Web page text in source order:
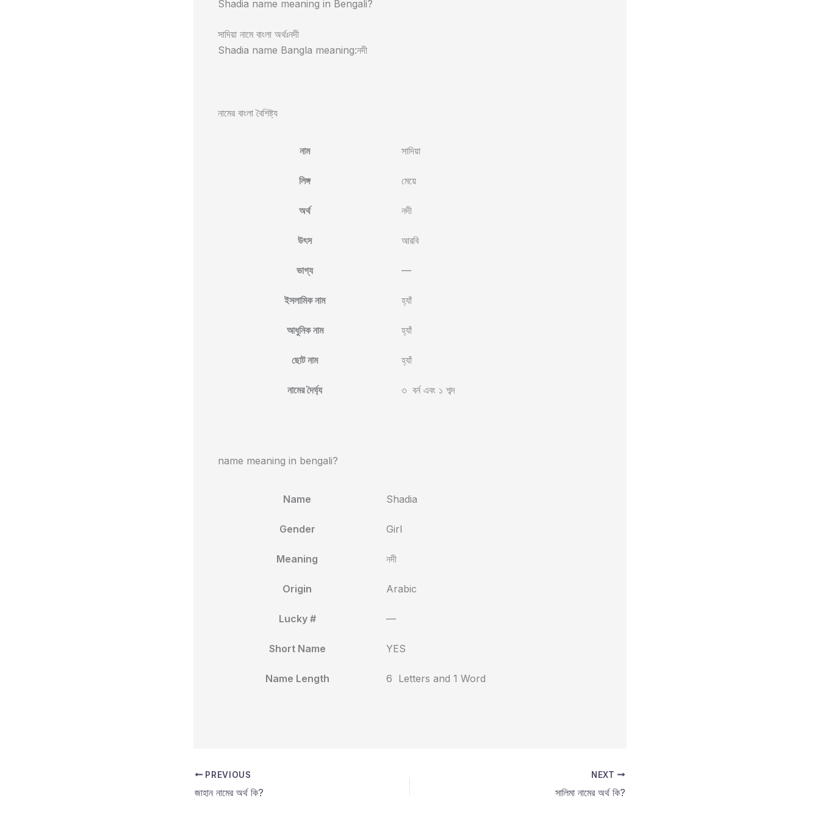
Shadia name meaning in Bengali?
সাদিয়া নামে বাংলা অর্থঃনদী
Shadia name Bangla meaning:নদী
নামের বাংলা বৈশিষ্ট্য
নাম সাদিয়া
লিঙ্গ মেয়ে
অর্থ নদী
উৎস আরবি
ভাগ্য —
ইসলামিক নাম হ্যাঁ
আধুনিক নাম হ্যাঁ
ছোট নাম হ্যাঁ
নামের দৈর্ঘ্য ৩ বর্ন এবং ১ শব্দ
name meaning in bengali?
Name Shadia
Gender Girl
Meaning নদী
Origin Arabic
Lucky # —
Short Name YES
Name Length 6 Letters and 1 Word
PREVIOUS
জাহান নামের অর্থ কি?
NEXT
সালিমা নামের অর্থ কি?